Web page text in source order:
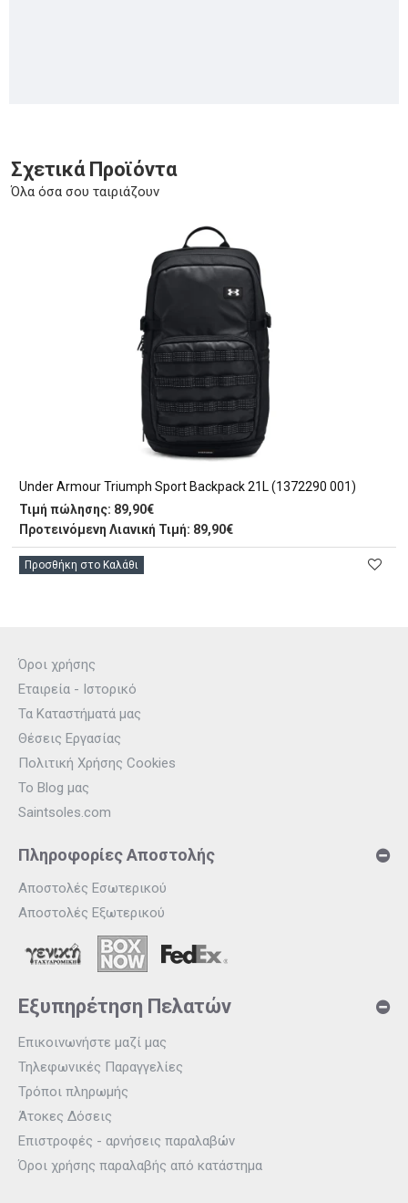
Σχετικά Προϊόντα
Όλα όσα σου ταιριάζουν
Under Armour Triumph Sport Backpack 21L (1372290 001)
Τιμή πώλησης: 89,90€
Προτεινόμενη Λιανική Τιμή: 89,90€
Προσθήκη στο Καλάθι
Όροι χρήσης
Εταιρεία - Ιστορικό
Τα Καταστήματά μας
Θέσεις Εργασίας
Πολιτική Χρήσης Cookies
Το Blog μας
Saintsoles.com
Πληροφορίες Αποστολής
Αποστολές Εσωτερικού
Αποστολές Εξωτερικού
Εξυπηρέτηση Πελατών
Επικοινωνήστε μαζί μας
Τηλεφωνικές Παραγγελίες
Τρόποι πληρωμής
Άτοκες Δόσεις
Επιστροφές - αρνήσεις παραλαβών
Όροι χρήσης παραλαβής από κατάστημα